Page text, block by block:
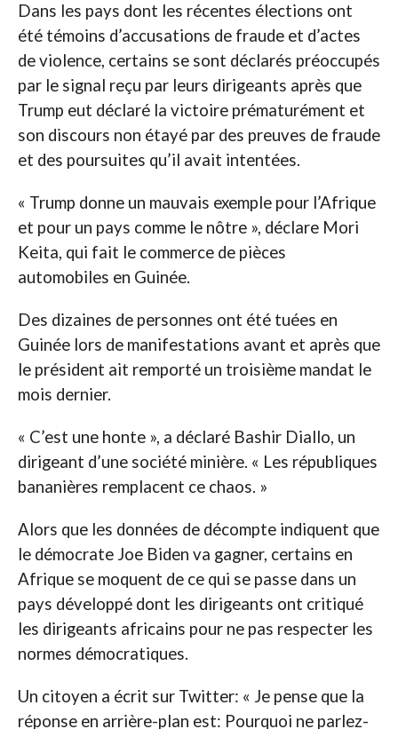
Dans les pays dont les récentes élections ont
été témoins d’accusations de fraude et d’actes
de violence, certains se sont déclarés préoccupés
par le signal reçu par leurs dirigeants après que
Trump eut déclaré la victoire prématurément et
son discours non étayé par des preuves de fraude
et des poursuites qu’il avait intentées.
« Trump donne un mauvais exemple pour l’Afrique
et pour un pays comme le nôtre », déclare Mori
Keita, qui fait le commerce de pièces
automobiles en Guinée.
Des dizaines de personnes ont été tuées en
Guinée lors de manifestations avant et après que
le président ait remporté un troisième mandat le
mois dernier.
« C’est une honte », a déclaré Bashir Diallo, un
dirigeant d’une société minière. « Les républiques
bananières remplacent ce chaos. »
Alors que les données de décompte indiquent que
le démocrate Joe Biden va gagner, certains en
Afrique se moquent de ce qui se passe dans un
pays développé dont les dirigeants ont critiqué
les dirigeants africains pour ne pas respecter les
normes démocratiques.
Un citoyen a écrit sur Twitter: « Je pense que la
réponse en arrière-plan est: Pourquoi ne parlez-